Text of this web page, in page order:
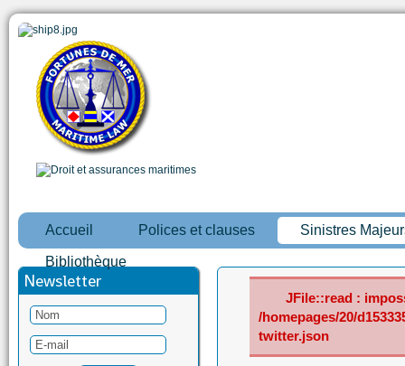
Accueil Polices et clauses Sinistres
Bibliothèque
Newsletter
JFile::read :
/homepages/20/
twitter.json